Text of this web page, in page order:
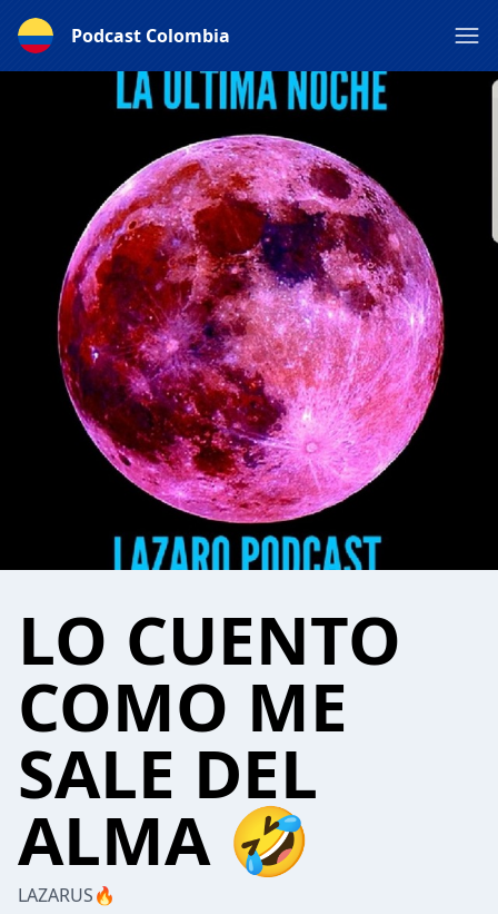
Podcast Colombia
LO CUENTO
COMO ME
SALE DEL
ALMA 🤣
LAZARUS🔥